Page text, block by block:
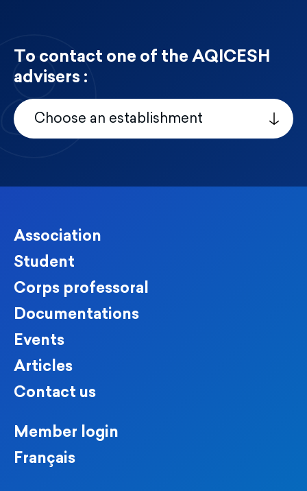
Association
Student
Corps professoral
Documentations
Events
Articles
Contact us
Member login
Français
To contact one of the AQICESH
advisers :
Choose an establishment